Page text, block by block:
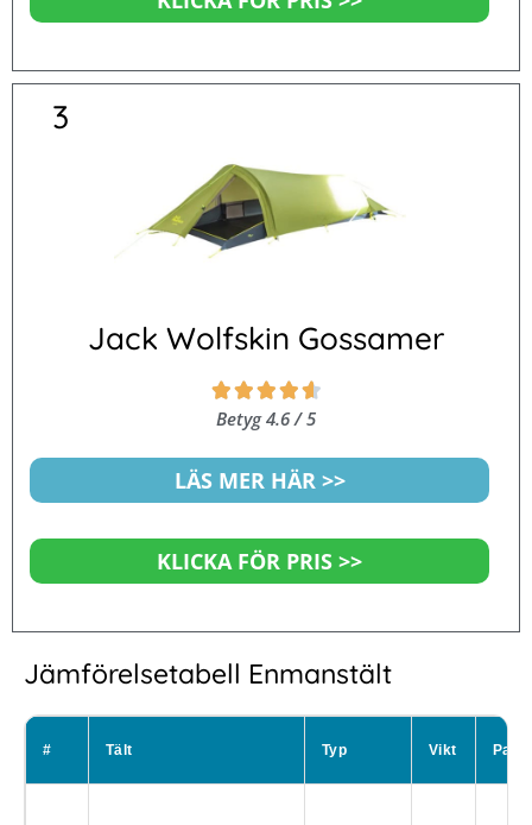
3
Jack Wolfskin Gossamer

5
Betyg 4.6 / 5
LÄS MER HÄR >>
KLICKA FÖR PRIS >>
Jämförelsetabell Enmanstält
# Tält Typ Vikt